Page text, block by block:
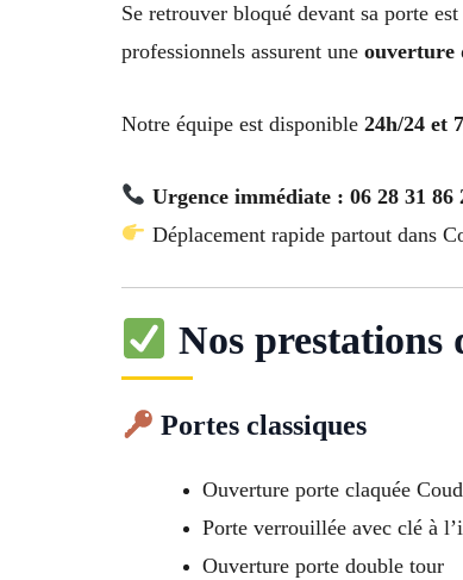
Se retrouver bloqué devant sa porte
professionnels assurent une ouverture
Notre équipe est disponible 24h/24 et
Urgence immédiate : 06 28 31 86
Déplacement rapide partout dans
Nos prestations
Portes classiques
Ouverture porte claquée
Porte verrouillée avec clé à
Ouverture porte double tour